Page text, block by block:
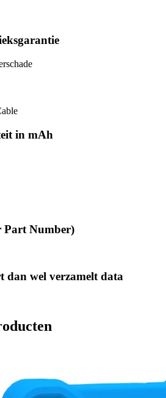
in mAh
Number)
dan wel verzamelt data